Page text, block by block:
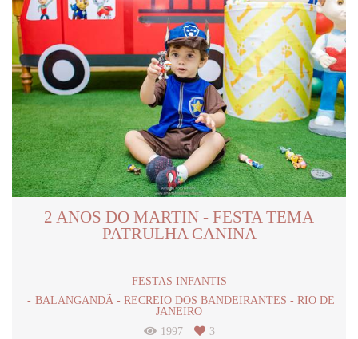
2 ANOS DO MARTIN - FESTA TEMA
PATRULHA CANINA
FESTAS INFANTIS
BALANGANDÃ - RECREIO DOS BANDEIRANTES - RIO DE
JANEIRO
1997
3